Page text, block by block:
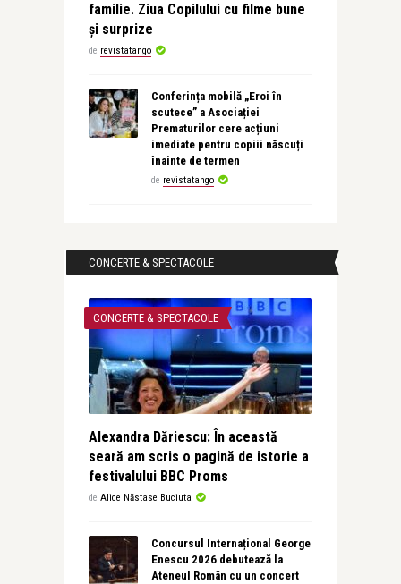
familie. Ziua Copilului cu filme bune
și surprize
de revistatango
Conferința mobilă „Eroi în
scutece” a Asociației
Prematurilor cere acțiuni
imediate pentru copiii născuți
înainte de termen
de revistatango
CONCERTE & SPECTACOLE
CONCERTE & SPECTACOLE
Alexandra Dăriescu: În această
seară am scris o pagină de istorie a
festivalului BBC Proms
de Alice Năstase Buciuta
Concursul Internațional George
Enescu 2026 debutează la
Ateneul Român cu un concert